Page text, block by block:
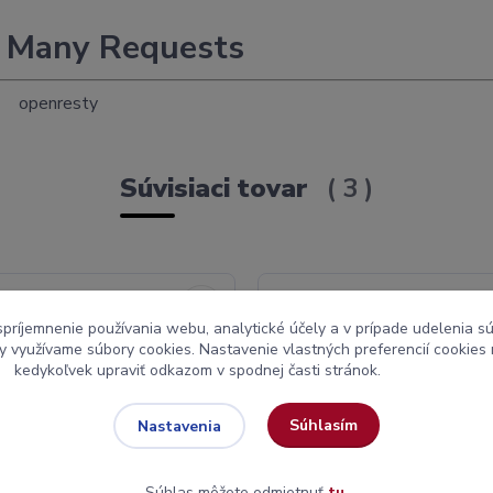
Requests
openresty
Súvisiaci tovar 3
používania webu, analytické účely a v prípade udelenia
využívame súbory cookies. Nastavenie vlastných preferencií cookies
kedykoľvek upraviť odkazom v spodnej časti stránok.
Nastavenia Súhlasím